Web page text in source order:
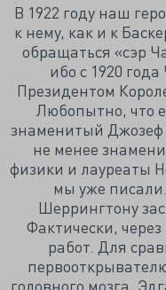
В 1922 году наш
к нему, как и к
обращаться «сэр
ибо с 1920
Президентом
Любопытно, что
знаменитый
не менее
физики и лауреаты
мы уже
Шеррингтону
Фактически, через
работ. Для
головного мозга,